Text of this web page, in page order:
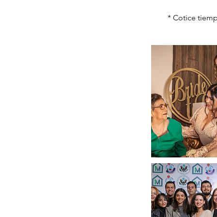
* Cotice